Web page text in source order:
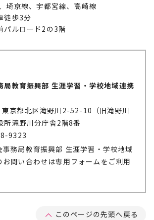
埼京線、宇都宮線、高崎線
徒歩3分
パルロード2の3階
局教育振興部 生涯学習・学校地域連携
京都北区滝野川2-52-10（旧滝野川
所滝野川分庁舎2階8番
9323
事務局教育振興部 生涯学習・学校地域
お問い合わせは専用フォームをご利用
このページの先頭へ戻る